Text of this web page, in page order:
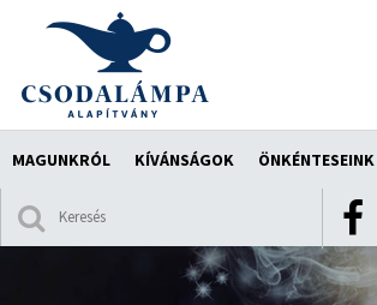
MAGUNKRÓL KÍVÁNSÁGOK ÖNKÉNTESEINK